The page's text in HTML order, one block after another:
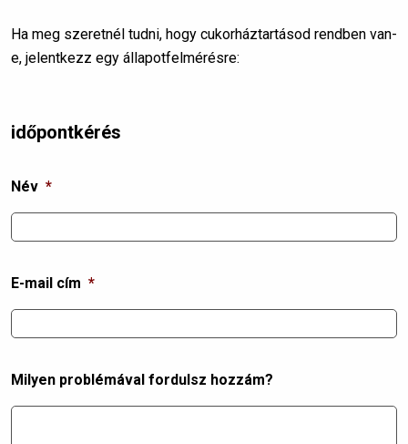
Ha meg szeretnél tudni, hogy cukorháztartásod rendben van-
e, jelentkezz egy állapotfelmérésre:
időpontkérés
Név *
E-mail cím *
Milyen problémával fordulsz hozzám?